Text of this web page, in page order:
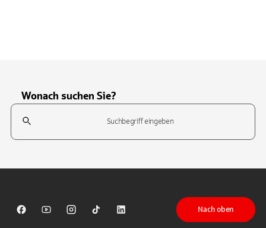
Wonach suchen Sie?
Suchfeld
Sparkasse auf Facebook
Sparkasse auf Youtube
Sparkasse auf Instagram
Sparkasse auf TikTok
Sparkasse auf LinkedIn
Nach oben